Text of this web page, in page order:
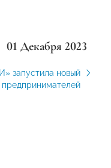
01 Декабря 2023
запустила новый
предпринимателей